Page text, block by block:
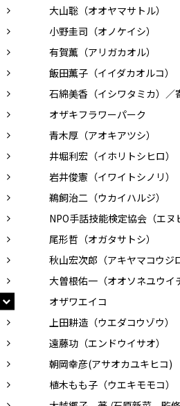
大山聡（オオヤマサトル）
小野圭司（オノケイシ）
有賀薫（アリガカオル）
飯田薫子（イイダカオルコ）
オザキフラワーパーク
青木厚（アオキアツシ）
井堀利宏（イホリトシヒロ）
岩井俊憲（イワイトシノリ）
鵜飼治二（ウカイハルジ）
尾形哲（オガタサトシ）
大曽根佑一（オオソネユウイ
オザワエイコ
上田耕造（ウエダコウゾウ）
遠藤功（エンドウイサオ）
朝岡幸彦(アサオカユキヒコ)
植木もも子（ウエキモモコ）